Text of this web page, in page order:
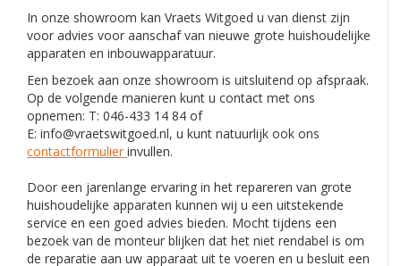
In onze showroom kan Vraets Witgoed u van dienst zijn
voor advies voor aanschaf van nieuwe grote huishoudelijke
apparaten en inbouwapparatuur.
Een bezoek aan onze showroom is uitsluitend op afspraak.
Op de volgende manieren kunt u contact met ons
opnemen: T: 046-433 14 84 of
E: info@vraetswitgoed.nl, u kunt natuurlijk ook ons
contactformulier invullen.
Door een jarenlange ervaring in het repareren van grote
huishoudelijke apparaten kunnen wij u een uitstekende
service en een goed advies bieden. Mocht tijdens een
bezoek van de monteur blijken dat het niet rendabel is om
de reparatie aan uw apparaat uit te voeren en u besluit een